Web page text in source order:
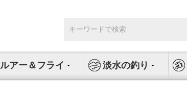
索:
ルアー＆フライ 淡水の釣り